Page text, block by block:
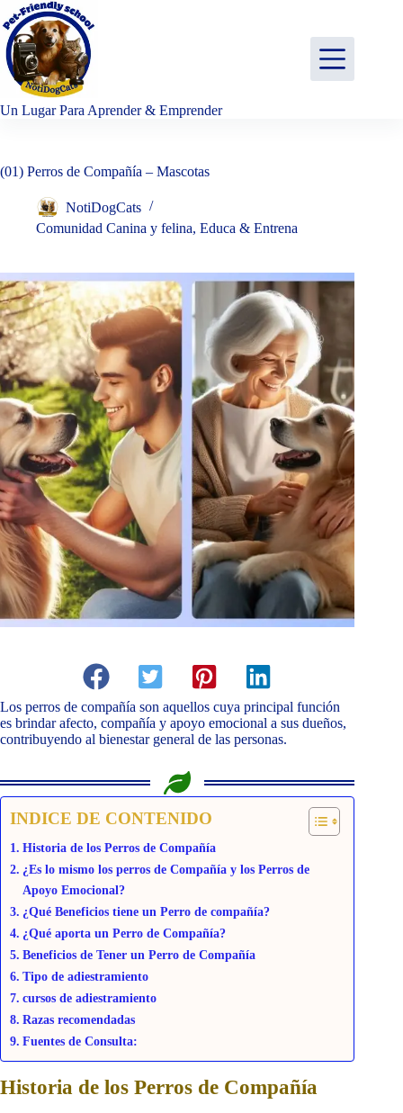
Saltar
al
contenido
Un Lugar Para Aprender & Emprender
(01) Perros de Compañía – Mascotas
NotiDogCats
Comunidad Canina y felina, Educa & Entrena
Los perros de compañía son aquellos cuya principal función
es brindar afecto, compañía y apoyo emocional a sus dueños,
contribuyendo al bienestar general de las personas.
INDICE DE CONTENIDO
Historia de los Perros de Compañía
¿Es lo mismo los perros de Compañía y los Perros de
Apoyo Emocional?
¿Qué Beneficios tiene un Perro de compañía?
¿Qué aporta un Perro de Compañía?
Beneficios de Tener un Perro de Compañía
Tipo de adiestramiento
cursos de adiestramiento
Razas recomendadas
Fuentes de Consulta:
Historia de los Perros de Compañía